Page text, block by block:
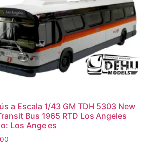
a Escala 1/43 GM TDH 5303 New
Bus 1965 RTD Los Angeles
Los Angeles